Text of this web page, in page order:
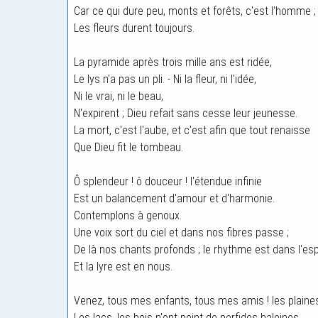
Car ce qui dure peu, monts et forêts, c'est l'homme ;
Les fleurs durent toujours.
La pyramide après trois mille ans est ridée,
Le lys n'a pas un pli. - Ni la fleur, ni l'idée,
Ni le vrai, ni le beau,
N'expirent ; Dieu refait sans cesse leur jeunesse.
La mort, c'est l'aube, et c'est afin que tout renaisse
Que Dieu fit le tombeau.
Ô splendeur ! ô douceur ! l'étendue infinie
Est un balancement d'amour et d'harmonie.
Contemplons à genoux.
Une voix sort du ciel et dans nos fibres passe ;
De là nos chants profonds ; le rhythme est dans
Et la lyre est en nous.
Venez, tous mes enfants, tous mes amis ! les